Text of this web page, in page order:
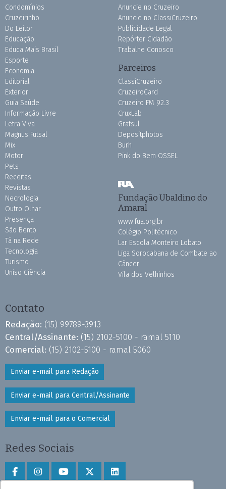
Condomínios
Cruzeirinho
Do Leitor
Educação
Educa Mais Brasil
Esporte
Economia
Editorial
Exterior
Guia Saúde
Informação Livre
Letra Viva
Magnus Futsal
Mix
Motor
Pets
Receitas
Revistas
Necrologia
Outro Olhar
Presença
São Bento
Tá na Rede
Tecnologia
Turismo
Uniso Ciência
Anuncie no Cruzeiro
Anuncie no ClassiCruzeiro
Publicidade Legal
Repórter Cidadão
Trabalhe Conosco
Parceiros
ClassiCruzeiro
CruzeiroCard
Cruzeiro FM 92.3
CruxLab
Grafsul
Depositphotos
Burh
Pink do Bem OSSEL
Fundação Ubaldino do
Amaral
www.fua.org.br
Colégio Politécnico
Lar Escola Monteiro Lobato
Liga Sorocabana de Combate ao
Câncer
Vila dos Velhinhos
Contato
Redação: (15) 99789-3913
Central/Assinante: (15) 2102-5100 - ramal 5110
Comercial: (15) 2102-5100 - ramal 5060
Enviar e-mail para Redação
Enviar e-mail para Central/Assinante
Enviar e-mail para o Comercial
Redes Sociais